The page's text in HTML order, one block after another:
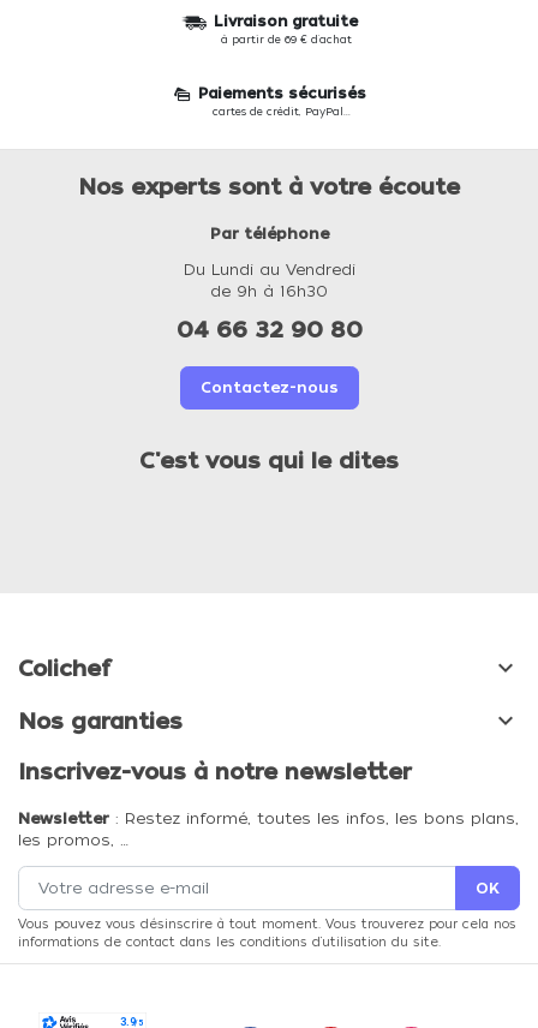
Livraison gratuite
à partir de 69 € d'achat
Paiements sécurisés
cartes de crédit, PayPal...
Nos experts sont à votre écoute
Par téléphone
Du Lundi au Vendredi
de 9h à 16h30
04 66 32 90 80
Contactez-nous
C'est vous qui le dites
Colichef 
Nos garanties 
Inscrivez-vous à notre newsletter
Newsletter : Restez informé, toutes les infos, les bons plans,
les promos, …
Vous pouvez vous désinscrire à tout moment. Vous trouverez pour cela nos
informations de contact dans les conditions d'utilisation du site.